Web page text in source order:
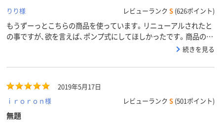
りり様
レビューランク S (626ポイント)
もうずーっとこちらの商品を使っています。リニューアルされたと
の事ですが、欲を言えば、ポンプ式にしてほしかったです。商品の中
続きを見る
2019年5月17日
ｉｒｏｒｏｎ様
レビューランク S (501ポイント)
無題